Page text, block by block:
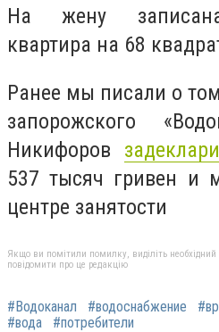
На жену записана
квартира на 68
Ранее мы писали о
запорожского
Никифоров
537 тысяч гривен и
центре занятости
Якщо ви помітили помилку, виділіть необхідний
повідомити про це редакцію
#Водоканал #водоснабжение
#вода
#потребители